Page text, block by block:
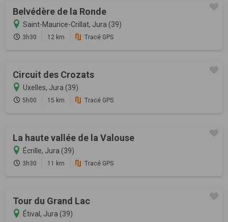
Belvédère de la Ronde
Saint-Maurice-Crillat, Jura (39)
3h30 12 km Tracé GPS
Circuit des Crozats
Uxelles, Jura (39)
5h00 15 km Tracé GPS
La haute vallée de la Valouse
Écrille, Jura (39)
3h30 11 km Tracé GPS
Tour du Grand Lac
Étival, Jura (39)